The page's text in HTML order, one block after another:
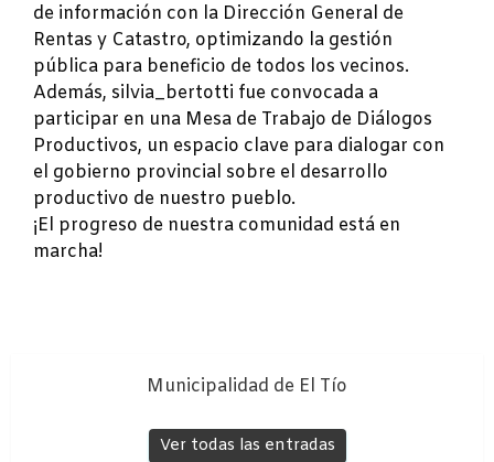
de información con la Dirección General de
Rentas y Catastro, optimizando la gestión
pública para beneficio de todos los vecinos.
Además, silvia_bertotti fue convocada a
participar en una Mesa de Trabajo de Diálogos
Productivos, un espacio clave para dialogar con
el gobierno provincial sobre el desarrollo
productivo de nuestro pueblo.
¡El progreso de nuestra comunidad está en
marcha!
Municipalidad de El Tío
Ver todas las entradas